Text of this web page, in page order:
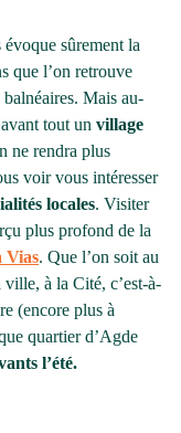
sûrement la
que l’on retrouve
Mais au-
tout un village
ne rendra plus
voir vous intéresser
locales. Visiter
plus profond de la
Vias. Que l’on soit au
à la Cité, c’est-à-
(encore plus à
quartier d’Agde
l’été.